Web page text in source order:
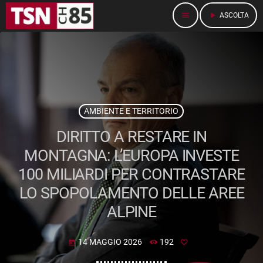
menu play_arrow ASCOLTA
AMBIENTE E TERRITORIO
DIRITTO A RESTARE IN
MONTAGNA: L’EUROPA INVESTE
100 MILIARDI PER CONTRASTARE
LO SPOPOLAMENTO DELLE AREE
ALPINE
today 14 MAGGIO 2026 192